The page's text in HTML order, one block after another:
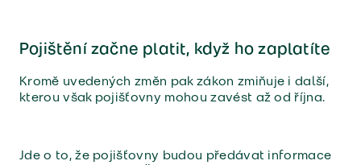
Pojištění začne platit, když ho zaplatíte
Kromě uvedených změn pak zákon zmiňuje i další,
kterou však pojišťovny mohou zavést až od října.
Jde o to, že pojišťovny budou předávat informace